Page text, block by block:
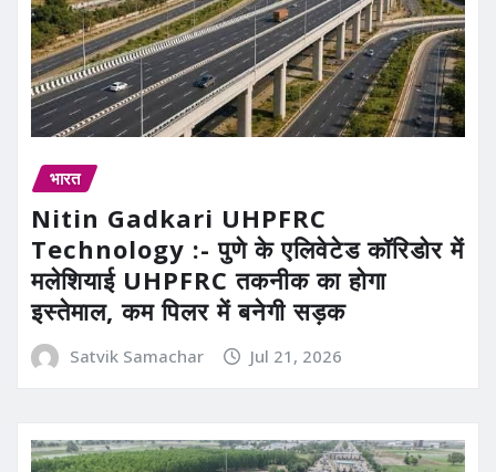
भारत
Nitin Gadkari UHPFRC
Technology :- पुणे के एलिवेटेड कॉरिडोर में
मलेशियाई UHPFRC तकनीक का होगा
इस्तेमाल, कम पिलर में बनेगी सड़क
Satvik Samachar Jul 21, 2026